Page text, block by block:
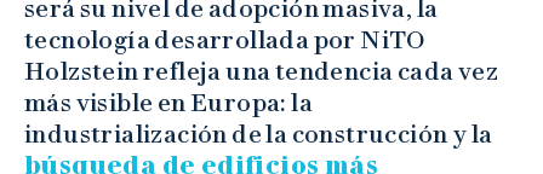
será su nivel de adopción masiva, la
tecnología desarrollada por NiTO
Holzstein refleja una tendencia cada vez
más visible en Europa: la
industrialización de la construcción y la
búsqueda de edificios más